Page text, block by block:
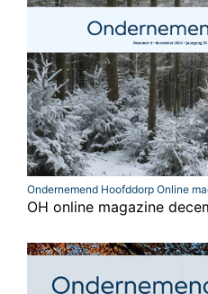
Ondernemend Hoofddorp Online
OH online magazine